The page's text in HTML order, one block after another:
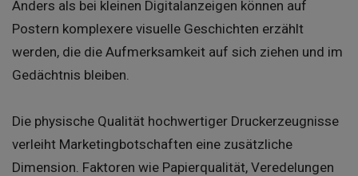
Anders als bei kleinen Digitalanzeigen können auf
Postern komplexere visuelle Geschichten erzählt
werden, die die Aufmerksamkeit auf sich ziehen und im
Gedächtnis bleiben.
Die physische Qualität hochwertiger Druckerzeugnisse
verleiht Marketingbotschaften eine zusätzliche
Dimension. Faktoren wie Papierqualität, Veredelungen